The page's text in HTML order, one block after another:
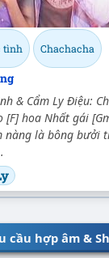
tình Chachacha
& Cẩm Ly Điệu:
hoa Nhất gái
nàng là bông bưởi
cầu hợp âm &